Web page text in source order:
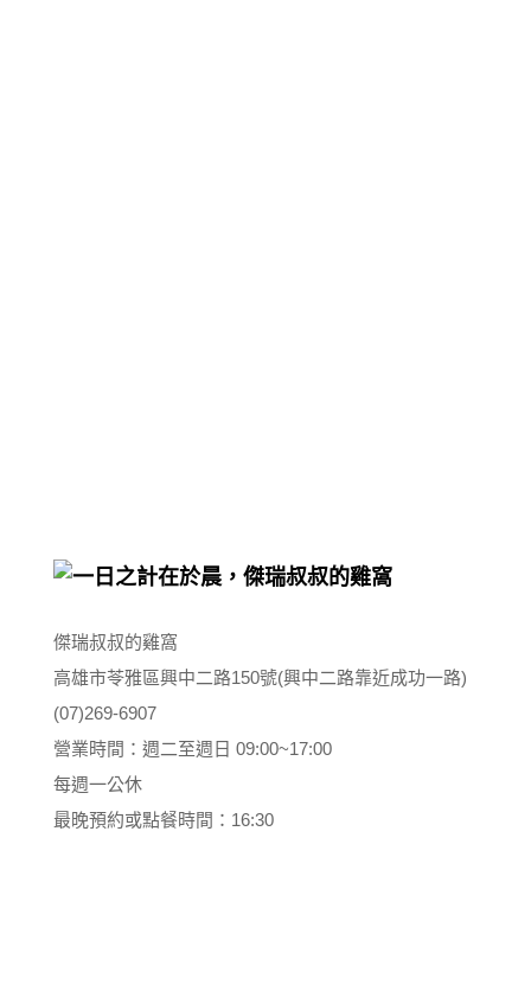
傑瑞叔叔的雞窩
高雄市苓雅區興中二路150號(興中二路靠近成功一路)
(07)269-6907
營業時間：週二至週日 09:00~17:00
每週一公休
最晚預約或點餐時間：16:30